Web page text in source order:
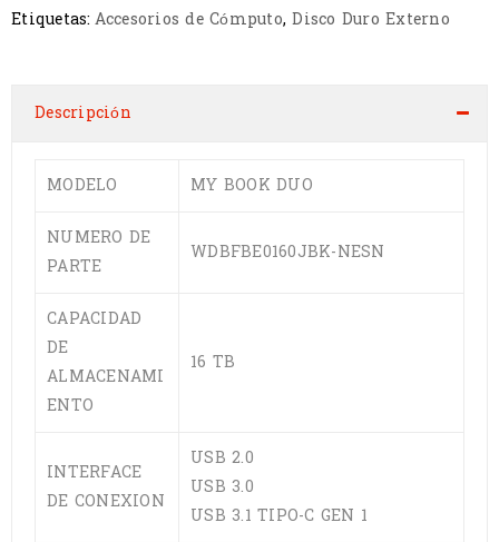
Etiquetas: Accesorios de Cómputo,Disco Duro Externo
Descripción
MODELO
MY BOOK DUO
NUMERO DE
PARTE
WDBFBE0160JBK-NESN
CAPACIDAD
DE
ALMACENAMI
ENTO
16 TB
INTERFACE
DE CONEXION
USB 2.0
USB 3.0
USB 3.1 TIPO-C GEN 1